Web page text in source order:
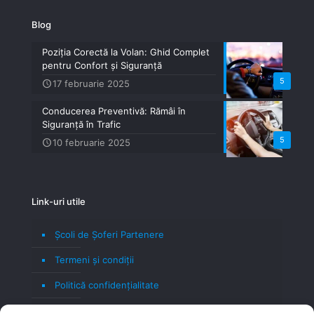
Blog
5
Poziția Corectă la Volan: Ghid Complet
pentru Confort și Siguranță
17 februarie 2025
5
Conducerea Preventivă: Rămâi în
Siguranță în Trafic
10 februarie 2025
Link-uri utile
Școli de Șoferi Partenere
Termeni şi condiţii
Politică confidenţialitate